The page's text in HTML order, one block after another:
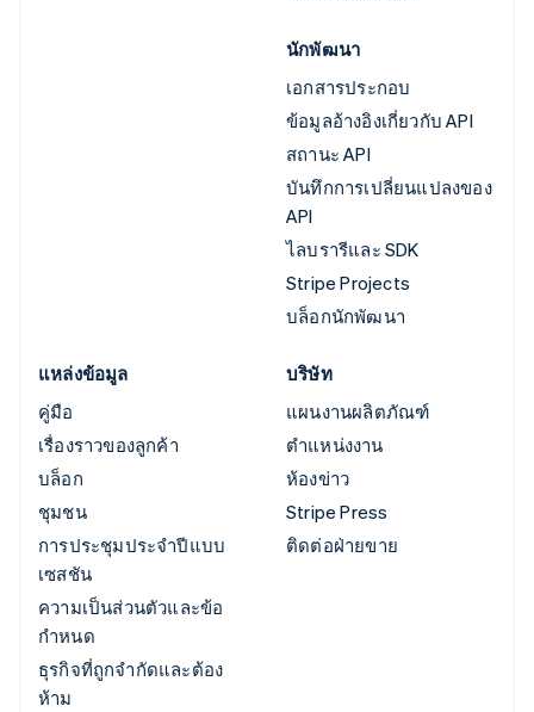
นักพัฒนา
เอกสารประกอบ
ข้อมูลอ้างอิงเกี่ยวกับ API
สถานะ API
บันทึกการเปลี่ยนแปลงของ
API
ไลบรารีและ SDK
Stripe Projects
บล็อกนักพัฒนา
แหล่งข้อมูล
คู่มือ
เรื่องราวของลูกค้า
บล็อก
ชุมชน
การประชุมประจำปีแบบ
เซสชัน
ความเป็นส่วนตัวและข้อ
กำหนด
ธุรกิจที่ถูกจำกัดและต้อง
ห้าม
บริษัท
แผนงานผลิตภัณฑ์
ตำแหน่งงาน
ห้องข่าว
Stripe Press
ติดต่อฝ่ายขาย